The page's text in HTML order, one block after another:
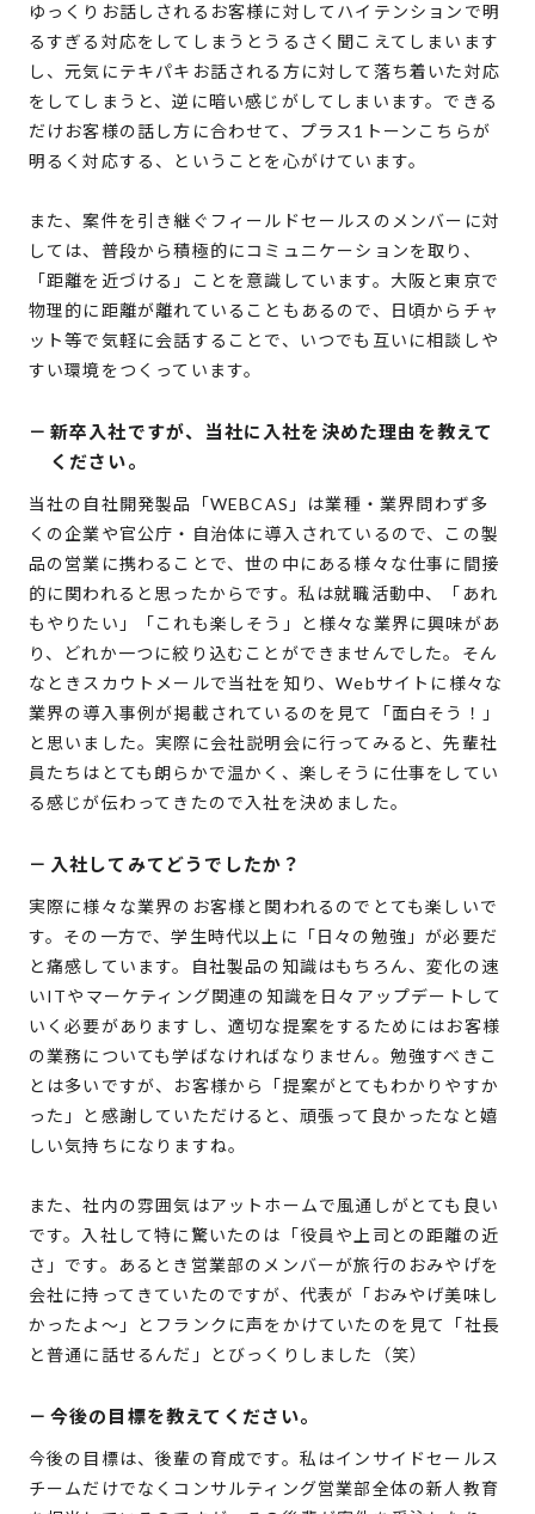
ゆっくりお話しされるお客様に対してハイテンションで明
るすぎる対応をしてしまうとうるさく聞こえてしまいます
し、元気にテキパキお話される方に対して落ち着いた対応
をしてしまうと、逆に暗い感じがしてしまいます。できる
だけお客様の話し方に合わせて、プラス1トーンこちらが
明るく対応する、ということを心がけています。
また、案件を引き継ぐフィールドセールスのメンバーに対
しては、普段から積極的にコミュニケーションを取り、
「距離を近づける」ことを意識しています。大阪と東京で
物理的に距離が離れていることもあるので、日頃からチャ
ット等で気軽に会話することで、いつでも互いに相談しや
すい環境をつくっています。
－ 新卒入社ですが、当社に入社を決めた理由を教えて
ください。
当社の自社開発製品「WEBCAS」は業種・業界問わず多
くの企業や官公庁・自治体に導入されているので、この製
品の営業に携わることで、世の中にある様々な仕事に間接
的に関われると思ったからです。私は就職活動中、「あれ
もやりたい」「これも楽しそう」と様々な業界に興味があ
り、どれか一つに絞り込むことができませんでした。そん
なときスカウトメールで当社を知り、Webサイトに様々な
業界の導入事例が掲載されているのを見て「面白そう！」
と思いました。実際に会社説明会に行ってみると、先輩社
員たちはとても朗らかで温かく、楽しそうに仕事をしてい
る感じが伝わってきたので入社を決めました。
－ 入社してみてどうでしたか？
実際に様々な業界のお客様と関われるのでとても楽しいで
す。その一方で、学生時代以上に「日々の勉強」が必要だ
と痛感しています。自社製品の知識はもちろん、変化の速
いITやマーケティング関連の知識を日々アップデートして
いく必要がありますし、適切な提案をするためにはお客様
の業務についても学ばなければなりません。勉強すべきこ
とは多いですが、お客様から「提案がとてもわかりやすか
った」と感謝していただけると、頑張って良かったなと嬉
しい気持ちになりますね。
また、社内の雰囲気はアットホームで風通しがとても良い
です。入社して特に驚いたのは「役員や上司との距離の近
さ」です。あるとき営業部のメンバーが旅行のおみやげを
会社に持ってきていたのですが、代表が「おみやげ美味し
かったよ～」とフランクに声をかけていたのを見て「社長
と普通に話せるんだ」とびっくりしました（笑）
－ 今後の目標を教えてください。
今後の目標は、後輩の育成です。私はインサイドセールス
チームだけでなくコンサルティング営業部全体の新人教育